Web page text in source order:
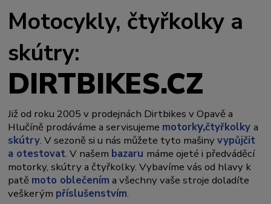
Motocykly, čtyřkolky a
skútry:
DIRTBIKES.CZ
Již od roku 2005 v prodejnách Dirtbikes v Opavě a
Hlučíně prodáváme a servisujeme motorky,čtyřkolkya
skútry. V sezoně si u nás můžete tyto mašinyvypůjčit
a otestovat. V našem bazaru máme ojeté i předváděcí
motorky, skútry a čtyřkolky. Vybavíme vás od hlavy k
patě moto oblečením a všechny vaše stroje doladíte
veškerým příslušenstvím.